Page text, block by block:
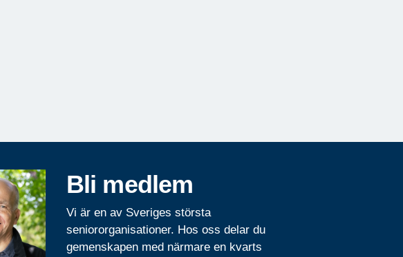
Bli medlem
Vi är en av Sveriges största
seniororganisationer. Hos oss delar du
gemenskapen med närmare en kvarts